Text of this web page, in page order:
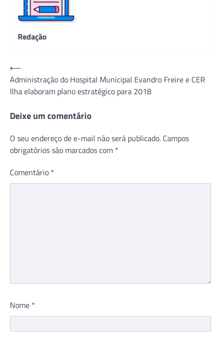
Redação
Navegação
de
Post
⟵
Administração do Hospital Municipal Evandro Freire e CER
Ilha elaboram plano estratégico para 2018
Deixe um comentário
O seu endereço de e-mail não será publicado. Campos
obrigatórios são marcados com *
Comentário *
Nome *